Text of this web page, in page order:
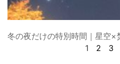
冬の夜だけの特別時間｜星空×
1
2 3